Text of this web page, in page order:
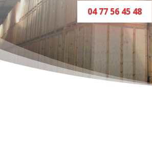
04 77 56 45 48